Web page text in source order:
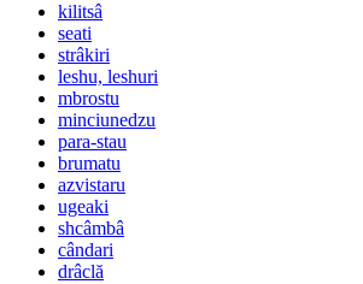
kilitsâ
seati
strâkiri
leshu, leshuri
mbrostu
minciunedzu
para-stau
brumatu
azvistaru
ugeaki
shcâmbâ
cândari
drâclă